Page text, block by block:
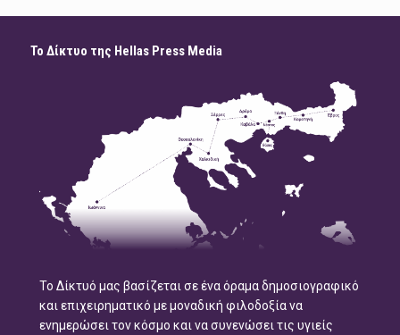
Το Δίκτυο της Hellas Press Media
Το Δίκτυό μας βασίζεται σε ένα όραμα δημοσιογραφικό
και επιχειρηματικό με μοναδική φιλοδοξία να
ενημερώσει τον κόσμο και να συνενώσει τις υγιείς